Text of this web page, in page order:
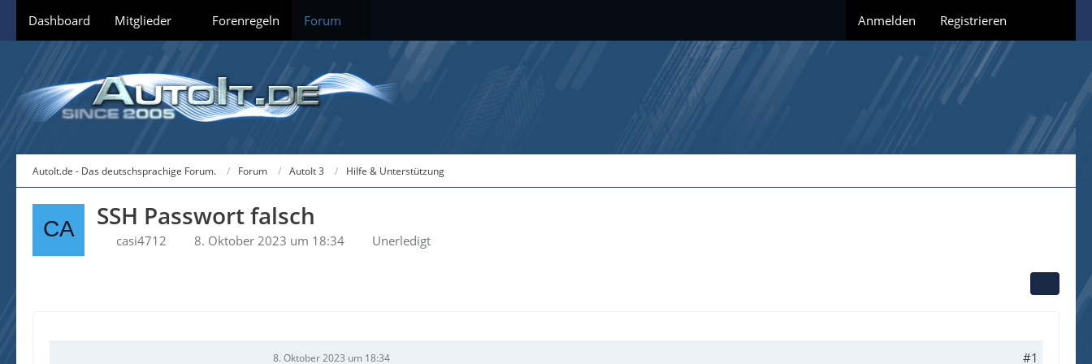
Dashboard Mitglieder Forenregeln Forum Anmelden Registrieren
AutoIt.de - Das deutschsprachige Forum. Forum AutoIt 3 Hilfe & Unterstützung
SSH Passwort falsch
casi4712 8. Oktober 2023 um 18:34 Unerledigt
8. Oktober 2023 um 18:34 #1